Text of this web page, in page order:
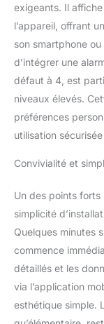
exigeants. Il
l’appareil, offrant
son smartphone ou
d’intégrer une
défaut à 4, est
niveaux élevés.
préférences
utilisation
Convivialité et
Un des points forts
simplicité
Quelques minutes
commence
détaillés et les
via l’application
esthétique simple.